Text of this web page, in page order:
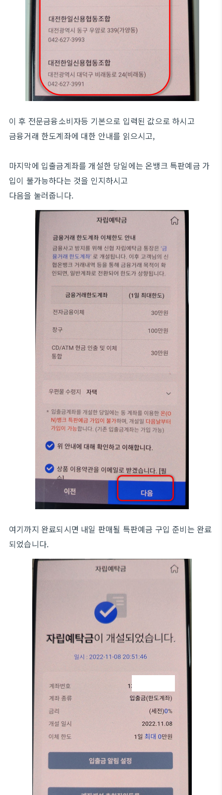
이 후 전문금융소비자등 기본으로 입력된 값으로 하시고
금융거래 한도계좌에 대한 안내를 읽으시고,
마지막에 입출금계좌를 개설한 당일에는 온뱅크 특판예금 가
입이 불가능하다는 것을 인지하시고
다음을 눌러줍니다.
여기까지 완료되시면 내일 판매될 특판예금 구입 준비는 완료
되었습니다.